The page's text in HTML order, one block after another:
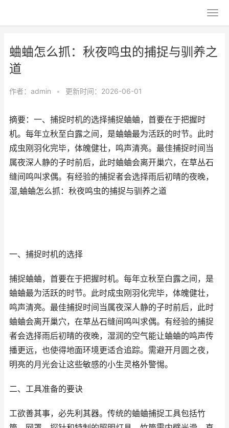
蛐蛐怎么抓：秋夜鸣虫的捕捉与驯养之
道
作者： admin • 更新时间：2026-06-01
摘要：一、捕捉时机的选择捕捉蛐蛐，首要在于把握时
机。每年立秋至白露之间，是蛐蛐最为活跃的时节。此时
成虫刚羽化完毕，体魄健壮，鸣声清亮。最佳捕捉时间当
属夜深人静的子时前后，此时蛐蛐会离开巢穴，在草丛石
缝间鸣叫求偶。有经验的捕捉者会选择雨后初晴的夜晚，
湿,蛐蛐怎么抓：秋夜鸣虫的捕捉与驯养之道
一、捕捉时机的选择
捕捉蛐蛐，首要在于把握时机。每年立秋至白露之间，是
蛐蛐最为活跃的时节。此时成虫刚羽化完毕，体魄健壮，
鸣声清亮。最佳捕捉时间当属夜深人静的子时前后，此时
蛐蛐会离开巢穴，在草丛石缝间鸣叫求偶。有经验的捕捉
者会选择雨后初晴的夜晚，湿润的空气能让蛐蛐的鸣声传
播更远，也使得地面环境更适合追踪。需避开月圆之夜，
明亮的月光会让这些敏感的小生灵格外警惕。
二、工具准备的要诀
工欲善其事，必先利其器。传统的蛐蛐捕捉工具包括竹